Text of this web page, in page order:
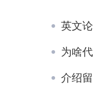
英文
为啥
介绍